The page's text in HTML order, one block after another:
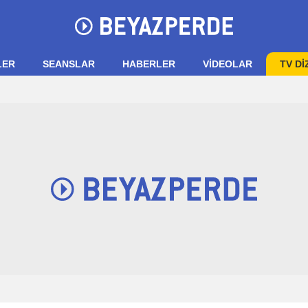
SEANSLAR HABERLER VIDEOLAR TV